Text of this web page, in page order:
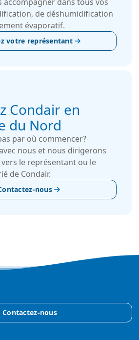
de déshumidification
évaporatif.
votre représentant
Condair en
du Nord
par où commencer?
nous et nous dirigerons
le représentant ou le
de Condair.
nous
Contactez-nous